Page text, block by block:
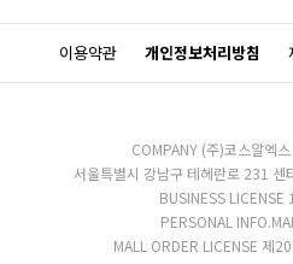
이용약관 개인정보처리방침
COMPANY (주)코스알엑스
서울특별시 강남구 테헤란로 231
BUSINESS
PERSONAL
MALL ORDER LICENSE 제